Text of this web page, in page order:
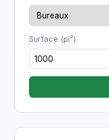
Surface (pi²)